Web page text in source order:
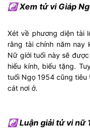
☯ Xem tử vi Giáp
Xét về phương diện tài
rằng tài chính năm nay
Nữ giới tuổi này sẽ
hiếu kính, biếu tặng.
tuổi Ngọ 1954 cũng tiêu
cát nơi ở.
☯ Luận giải tử vi nữ